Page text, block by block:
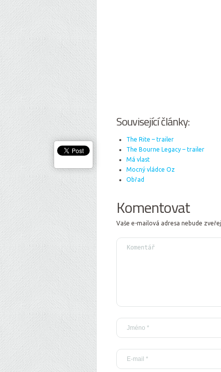
Související články:
The Rite – trailer
The Bourne Legacy – trailer
Má vlast
Mocný vládce Oz
Obřad
Komentovat
Vaše e-mailová adresa nebude